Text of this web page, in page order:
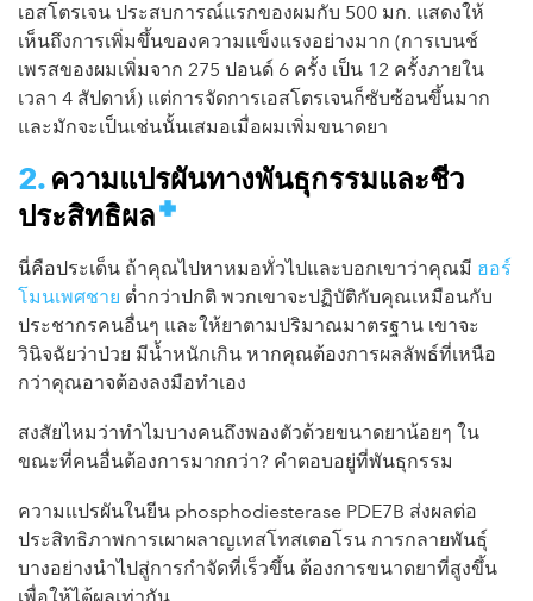
เอสโตรเจน ประสบการณ์แรกของผมกับ 500 มก. แสดงให้
เห็นถึงการเพิ่มขึ้นของความแข็งแรงอย่างมาก (การเบนช์
เพรสของผมเพิ่มจาก 275 ปอนด์ 6 ครั้ง เป็น 12 ครั้งภายใน
เวลา 4 สัปดาห์) แต่การจัดการเอสโตรเจนก็ซับซ้อนขึ้นมาก
และมักจะเป็นเช่นนั้นเสมอเมื่อผมเพิ่มขนาดยา
ความแปรผันทางพันธุกรรมและชีว
ประสิทธิผล
นี่คือประเด็น ถ้าคุณไปหาหมอทั่วไปและบอกเขาว่าคุณมี ฮอร์
โมนเพศชาย ต่ำกว่าปกติ พวกเขาจะปฏิบัติกับคุณเหมือนกับ
ประชากรคนอื่นๆ และให้ยาตามปริมาณมาตรฐาน เขาจะ
วินิจฉัยว่าป่วย มีน้ำหนักเกิน หากคุณต้องการผลลัพธ์ที่เหนือ
กว่าคุณอาจต้องลงมือทำเอง
สงสัยไหมว่าทำไมบางคนถึงพองตัวด้วยขนาดยาน้อยๆ ใน
ขณะที่คนอื่นต้องการมากกว่า? คำตอบอยู่ที่พันธุกรรม
ความแปรผันในยีน phosphodiesterase PDE7B ส่งผลต่อ
ประสิทธิภาพการเผาผลาญเทสโทสเตอโรน การกลายพันธุ์
บางอย่างนำไปสู่การกำจัดที่เร็วขึ้น ต้องการขนาดยาที่สูงขึ้น